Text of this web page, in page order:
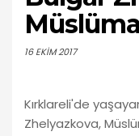
16 EKIM 2017
Kırklareli'de
Zhelyazkova,